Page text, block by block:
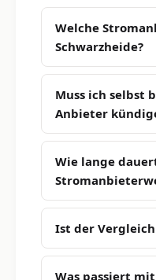
Welche
Schwarzheide?
Muss ich selbst
Anbieter
Wie lange
Ist der
Was passiert